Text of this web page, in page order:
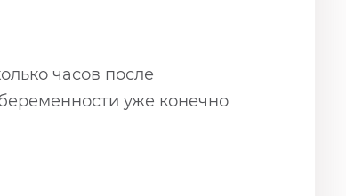
часов после
уже конечно